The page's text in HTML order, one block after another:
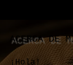
ACERCA DE
¡Hola!